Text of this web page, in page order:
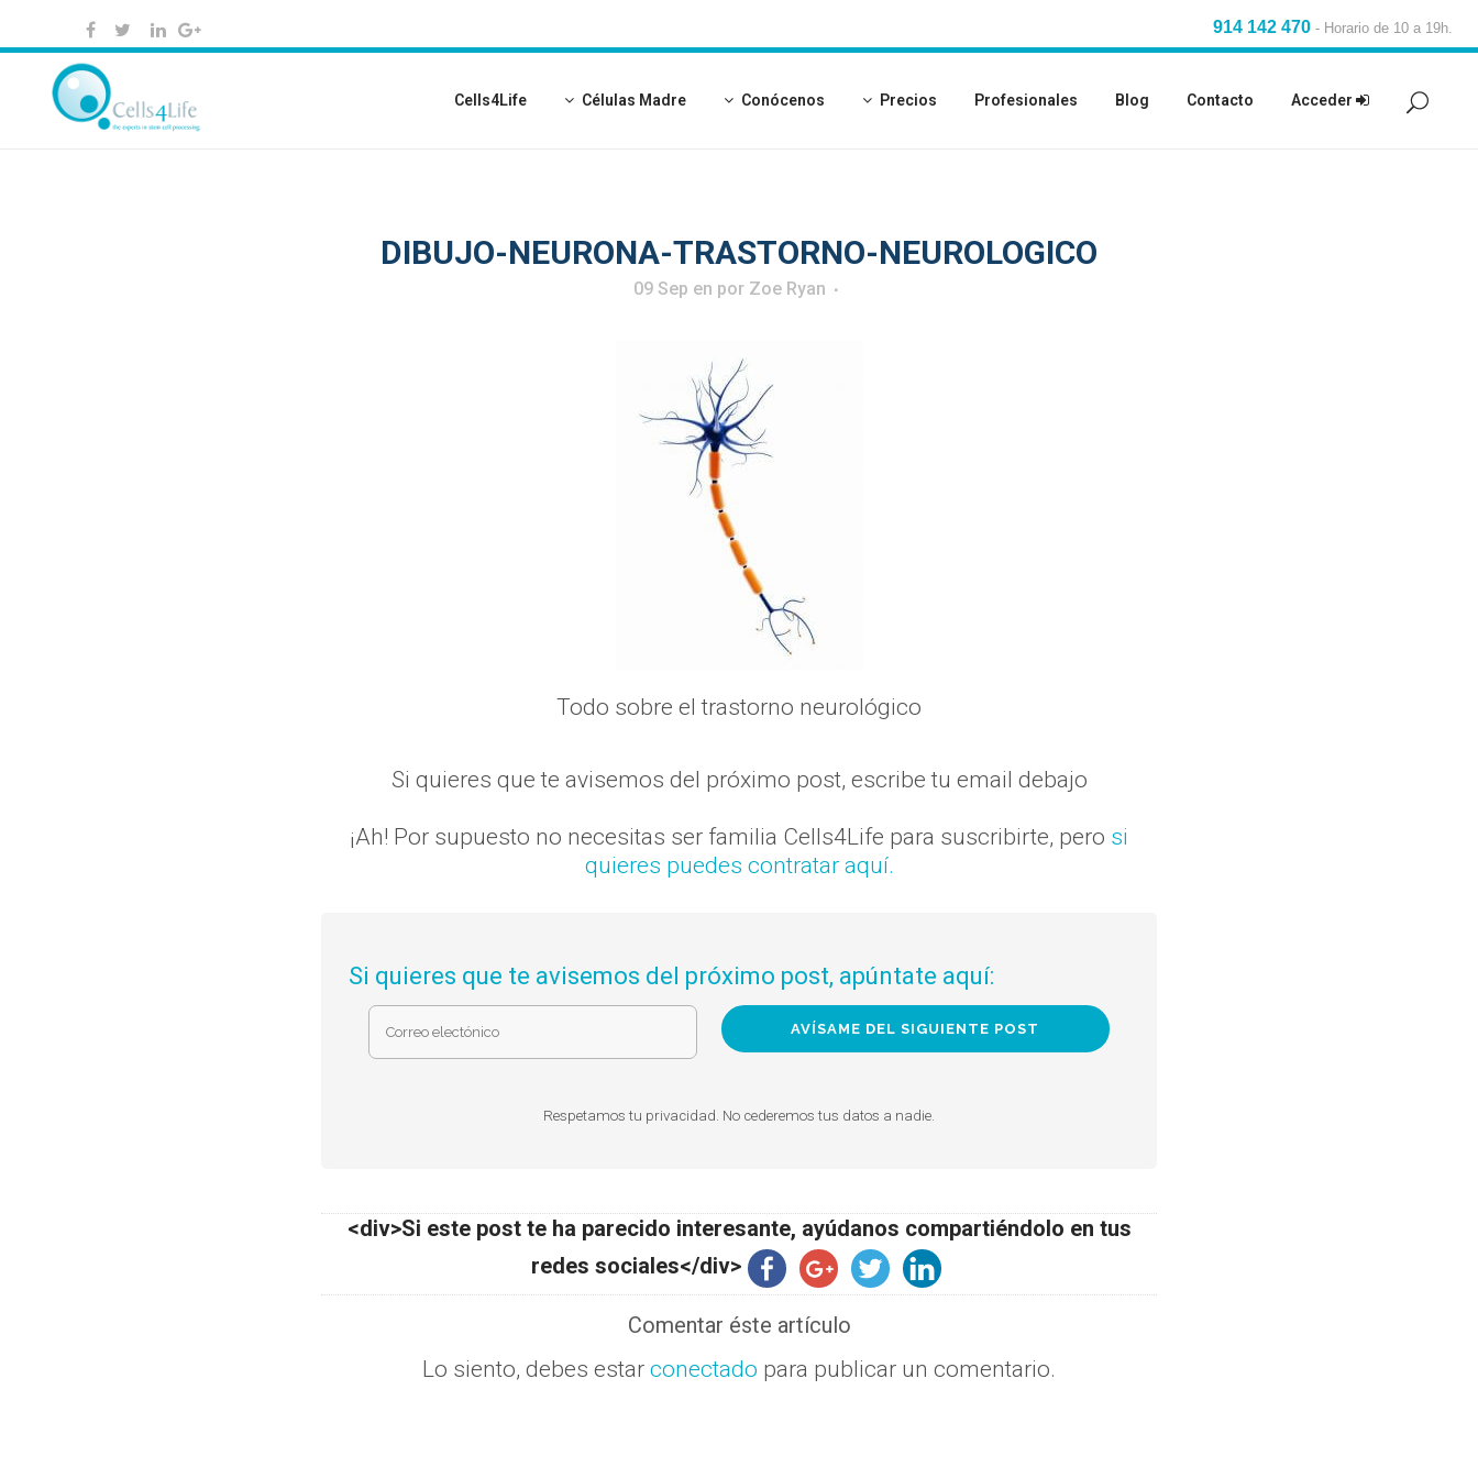
914 142 470 - Horario de 10 a 19h.
Cells4Life Células Madre Conócenos Precios Profesionales Blog Contacto Acceder
DIBUJO-NEURONA-TRASTORNO-NEUROLOGICO
09 Sep en por Zoe Ryan
Todo sobre el trastorno neurológico
Si quieres que te avisemos del próximo post, escribe tu email debajo
¡Ah! Por supuesto no necesitas ser familia Cells4Life para suscribirte, pero si
quieres puedes contratar aquí.
Si quieres que te avisemos del próximo post, apúntate aquí:
Respetamos tu privacidad. No cederemos tus datos a nadie.
<div>Si este post te ha parecido interesante, ayúdanos compartiéndolo en tus
redes sociales</div>
Comentar éste artículo
Lo siento, debes estar conectado para publicar un comentario.